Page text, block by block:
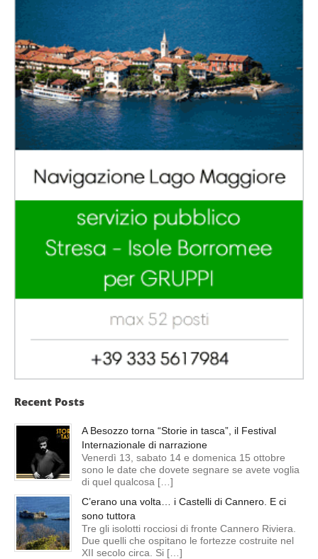
Recent Posts
A Besozzo torna “Storie in tasca”, il Festival
Internazionale di narrazione
Venerdì 13, sabato 14 e domenica 15 ottobre
sono le date che dovete segnare se avete voglia
di quel qualcosa […]
C’erano una volta… i Castelli di Cannero. E ci
sono tuttora
Tre gli isolotti rocciosi di fronte Cannero Riviera.
Due quelli che ospitano le fortezze costruite nel
XII secolo circa. Si […]